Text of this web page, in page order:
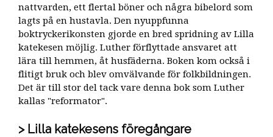
nattvarden, ett flertal böner och några bibelord som
lagts på en hustavla. Den nyuppfunna
boktryckerikonsten gjorde en bred spridning av Lilla
katekesen möjlig. Luther förflyttade ansvaret att
lära till hemmen, åt husfäderna. Boken kom också i
flitigt bruk och blev omvälvande för folkbildningen.
Det är till stor del tack vare denna bok som Luther
kallas "reformator".
Lilla katekesens föregångare